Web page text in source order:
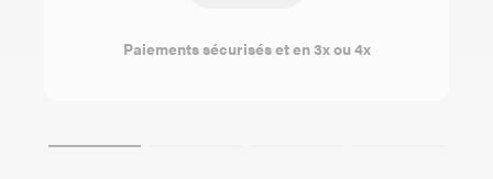
Paiements sécurisés et en 3x ou 4x